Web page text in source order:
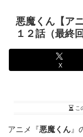
悪魔くん【ア
１２話（最終回
X
こ
アニメ『悪魔くん 』